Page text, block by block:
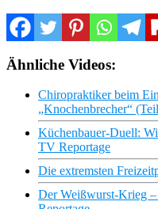
Ähnliche Videos:
Chiropraktiker beim
„Knochenbrecher“
Küchenbauer-Duell:
TV Reportage
Die extremsten
Der Weißwurst-Krieg